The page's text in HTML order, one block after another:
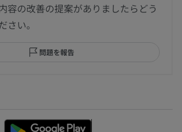
容の改善の提案がありましたらどう
さい。
問題を報告